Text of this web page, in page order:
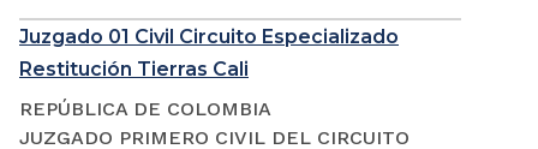
Juzgado 01 Civil Circuito Especializado
Restitución Tierras Cali
REPÚBLICA DE COLOMBIA
JUZGADO PRIMERO CIVIL DEL CIRCUITO